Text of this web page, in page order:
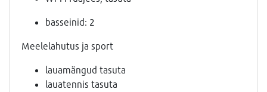
basseinid: 2
Meelelahutus ja sport
lauamängud tasuta
lauatennis tasuta